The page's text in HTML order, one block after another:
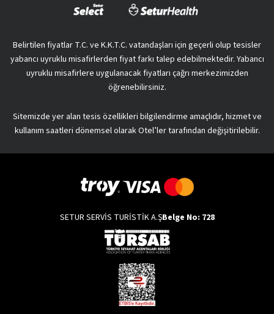
Belirtilen fiyatlar T.C. ve K.K.T.C. vatandaşları için geçerli olup tesisler
yabancı uyruklu misafirlerden fiyat farkı talep edebilmektedir. Yabancı
uyruklu misafirlere uygulanacak fiyatları çağrı merkezimizden
öğrenebilirsiniz.
Sitemizde yer alan tesis özellikleri bilgilendirme amaçlıdır, hizmet ve
kullanım saatleri dönemsel olarak Otel’ler tarafından değişitirilebilir.
SETUR SERVİS TURİSTİK A.ŞBelge No: 728